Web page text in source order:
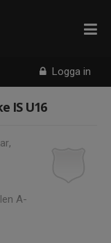
Logga in
IS U16
A-